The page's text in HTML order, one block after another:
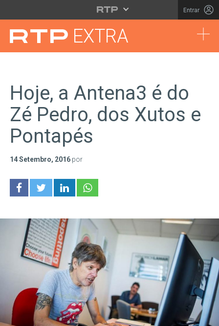
Saltar para o conteúdo principal
Entrar
EXTRA
Hoje, a Antena3 é do
Zé Pedro, dos Xutos e
Pontapés
14 Setembro, 2016 por